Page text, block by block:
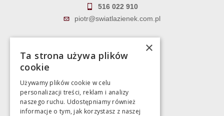
516 022 910
piotr@swiatlazienek.com.pl
783 043 083
Magazyn
×
Ta strona używa plików
cookie
Używamy plików cookie w celu
personalizacji treści, reklam i analizy
naszego ruchu. Udostępniamy również
informacje o tym, jak korzystasz z naszej